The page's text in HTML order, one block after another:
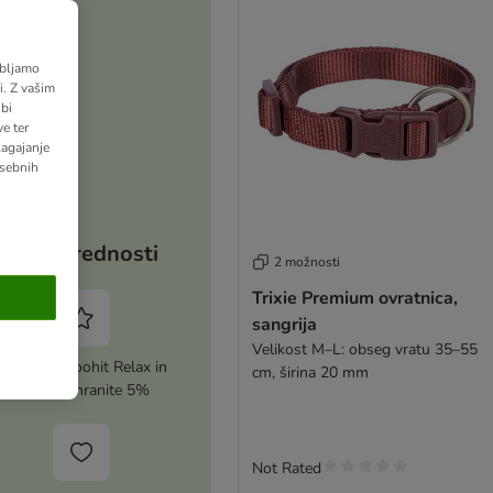
Vaše prednosti
zoohit Relax in
vsakič prihranite 5%
2 možnosti
Trixie Premium ovratnica,
sangrija
Velikost M–L: obseg vratu 35–55
cm, širina 20 mm
Not Rated
Z vašim
ter